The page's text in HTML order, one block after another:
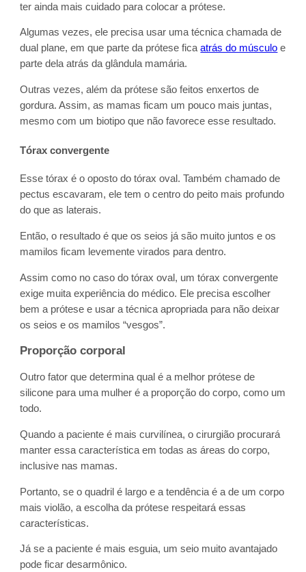
ter ainda mais cuidado para colocar a prótese.
Algumas vezes, ele precisa usar uma técnica chamada de
dual plane, em que parte da prótese ficaatrás do músculo e
parte dela atrás da glândula mamária.
Outras vezes, além da prótese são feitos enxertos de
gordura. Assim, as mamas ficam um pouco mais juntas,
mesmo com um biotipo que não favorece esse resultado.
Tórax convergente
Esse tórax é o oposto do tórax oval. Também chamado de
pectus escavaram, ele tem o centro do peito mais profundo
do que as laterais.
Então, o resultado é que os seios já são muito juntos e os
mamilos ficam levemente virados para dentro.
Assim como no caso do tórax oval, um tórax convergente
exige muita experiência do médico. Ele precisa escolher
bem a prótese e usar a técnica apropriada para não deixar
os seios e os mamilos “vesgos”.
Proporção corporal
Outro fator que determina qual é a melhor prótese de
silicone para uma mulher é a proporção do corpo, como um
todo.
Quando a paciente é mais curvilínea, o cirurgião procurará
manter essa característica em todas as áreas do corpo,
inclusive nas mamas.
Portanto, se o quadril é largo e a tendência é a de um corpo
mais violão, a escolha da prótese respeitará essas
características.
Já se a paciente é mais esguia, um seio muito avantajado
pode ficar desarmônico.